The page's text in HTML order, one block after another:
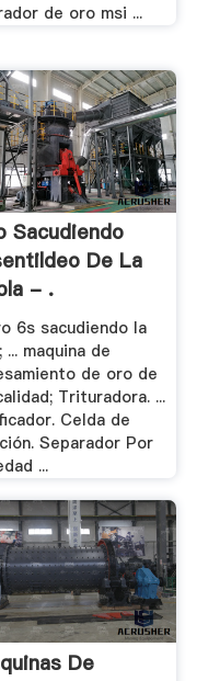
de oro msi ...
Sacudiendo
De La
- .
6s sacudiendo la
... maquina de
de oro de
Trituradora. ...
Celda de
Separador Por
...
De